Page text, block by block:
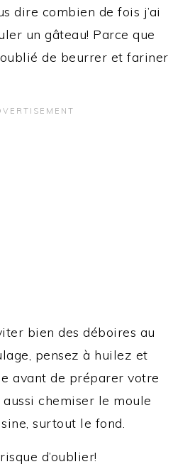
dire combien de fois j’ai
un gâteau! Parce que
de beurrer et fariner
bien des déboires au
pensez à huilez et
avant de préparer votre
chemiser le moule
surtout le fond.
d’oublier!